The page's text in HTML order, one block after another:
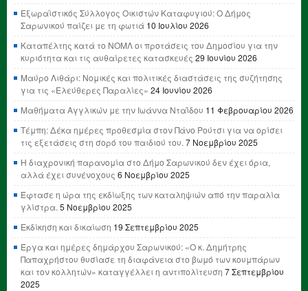
Εξωραϊστικός Σύλλογος Οικιστών Καταφυγιού: Ο Δήμος
Σαρωνικού παίζει με τη φωτιά 10 Ιουλίου 2026
Καταπέλτης κατά το ΝΟΜΛ οι προτάσεις του Δημοσίου για την
κυριότητα και τις αυθαίρετες κατασκευές 29 Ιουνίου 2026
Μαύρο Λιθάρι: Νομικές και πολιτικές διαστάσεις της συζήτησης
για τις «Ελεύθερες Παραλίες» 24 Ιουνίου 2026
Μαθήματα Αγγλικών με την Ιωάννα Νταΐδου 11 Φεβρουαρίου 2026
Τέμπη: Δέκα ημέρες προθεσμία στον Πάνο Ρούτσι για να ορίσει
τις εξετάσεις στη σορό του παιδιού του. 7 Νοεμβρίου 2025
Η διαχρονική παρανομία στο Δήμο Σαρωνικού δεν έχει όρια,
αλλά έχει συνένοχους 6 Νοεμβρίου 2025
Έφτασε η ώρα της εκδίωξης των καταληψιών από την παραλία
γλίστρα. 5 Νοεμβρίου 2025
Εκδίκηση και δικαίωση 19 Σεπτεμβρίου 2025
Έργα και ημέρες δημάρχου Σαρωνικού: «Ο κ. Δημήτρης
Παπαχρήστου θυσίασε τη διαφάνεια στο βωμό των κουμπάρων
και τον κολλητών» καταγγέλλει η αντιπολίτευση 7 Σεπτεμβρίου
2025